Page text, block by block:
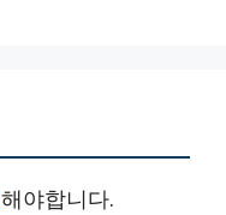
해야합니다.